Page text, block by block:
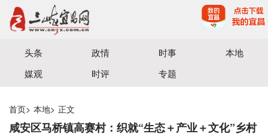
宜昌三峡融媒体中心主办
头条 政情 时事
本地
媒观
时评 专题
首页> 本地> 正文
咸安区马桥镇高赛村：织就“生态＋产业＋文化”乡村